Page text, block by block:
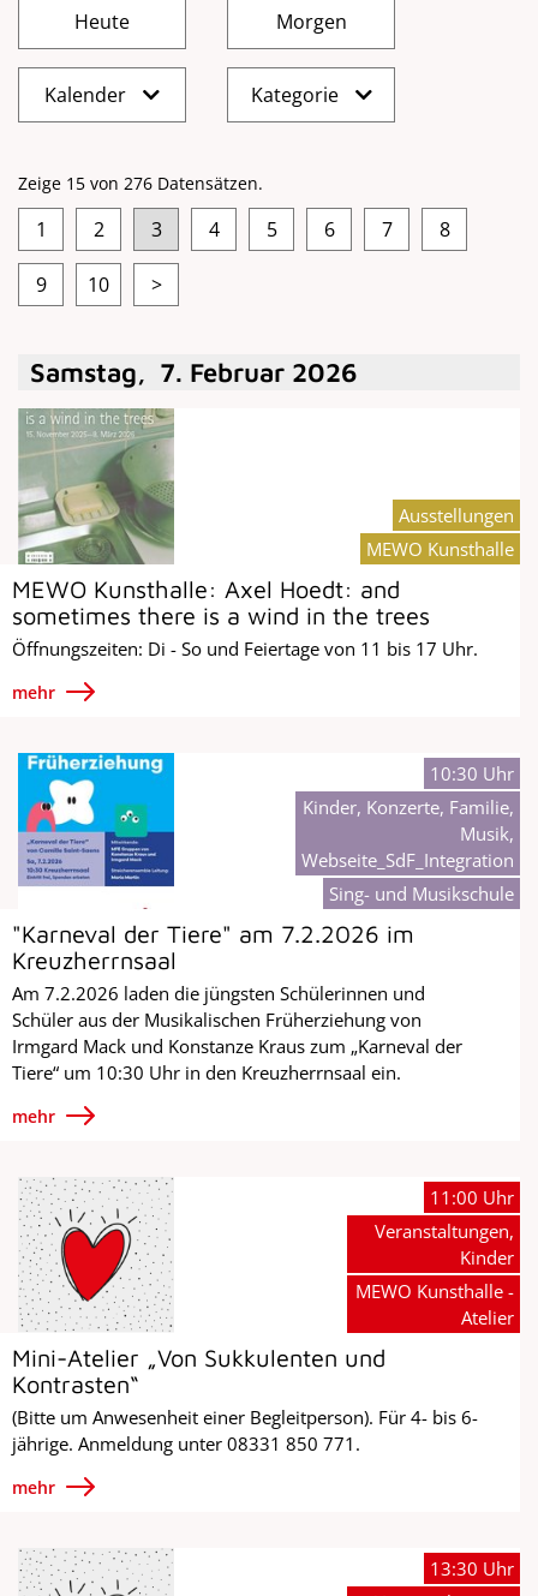
Kalender Kategorie
Zeige 15 von 276 Datensätzen.
1 2 3 4 5 6 7 8
9 10 >
Samstag, 7. Februar 2026
MEWO Kunsthalle: Axel Hoedt: and
sometimes there is a wind in the trees
Öffnungszeiten: Di - So und Feiertage von 11 bis 17 Uhr.
mehr
Ausstellungen
MEWO Kunsthalle
"Karneval der Tiere" am 7.2.2026 im
Kreuzherrnsaal
Am 7.2.2026 laden die jüngsten Schülerinnen und
Schüler aus der Musikalischen Früherziehung von
Irmgard Mack und Konstanze Kraus zum „Karneval der
Tiere“ um 10:30 Uhr in den Kreuzherrnsaal ein.
mehr
10:30 Uhr
Kinder, Konzerte, Familie,
Musik,
Webseite_SdF_Integration
Sing- und Musikschule
Mini-Atelier „Von Sukkulenten und
Kontrasten“
(Bitte um Anwesenheit einer Begleitperson). Für 4- bis 6-
jährige. Anmeldung unter 08331 850 771.
mehr
11:00 Uhr
Veranstaltungen,
Kinder
MEWO Kunsthalle -
Atelier
13:30 Uhr